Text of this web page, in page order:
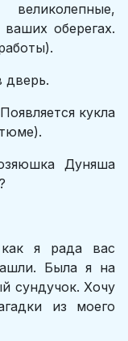
оберегах.
дверь.
кукла
Дуняша
я рада вас
Была я на
сундучок. Хочу
из моего